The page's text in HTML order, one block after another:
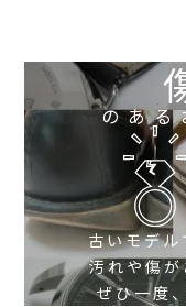
のあ
古いモデ
汚れや傷
ぜひ一度